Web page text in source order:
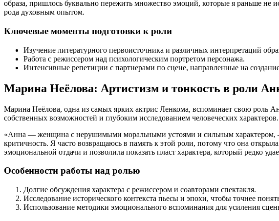
образа, пришлось буквально пережить множество эмоций, которые я раньше не
рода духовным опытом.
Ключевые моменты подготовки к роли
Изучение литературного первоисточника и различных интерпретаций
Работа с режиссером над психологическим портретом персонажа.
Интенсивные репетиции с партнерами по сцене, направленные на
Марина Неёлова: Артистизм и тонкость в роли
Марина Неёлова, одна из самых ярких актрис Ленкома, вспоминает свою роль
собственных возможностей и глубоким исследованием человеческих характеров.
«Анна — женщина с нерушимыми моральными устоями и сильным характером,
критичность. Я часто возвращаюсь в память к этой роли, потому что она
эмоциональной отдачи и позволила показать пласт характера, который редко
Особенности работы над ролью
Долгие обсуждения характера с режиссером и соавторами спектакля.
Исследование исторического контекста пьесы и эпохи, чтобы точнее
Использование методики эмоционального вспоминания для усиления